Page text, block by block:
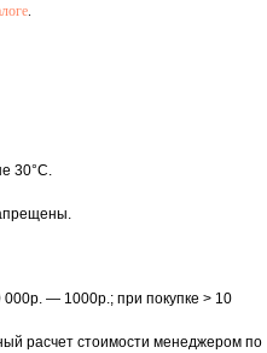
.
30°C.
— 1000р.; при покупке > 10
расчет стоимости менеджером по